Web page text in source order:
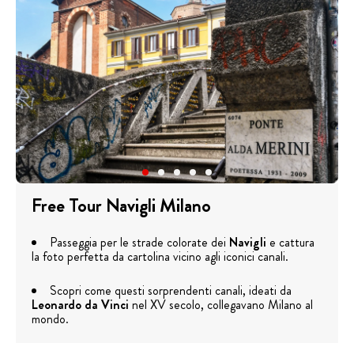
Free Tour Navigli Milano
Passeggia per le strade colorate dei Navigli e cattura
la foto perfetta da cartolina vicino agli iconici canali.
Scopri come questi sorprendenti canali, ideati da
Leonardo da Vinci nel XV secolo, collegavano Milano al
mondo.